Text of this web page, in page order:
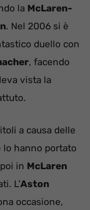
la McLaren-
. Nel 2006 si è
duello con
, facendo
vista la
a causa delle
lo hanno portato
in McLaren
L’Aston
occasione,